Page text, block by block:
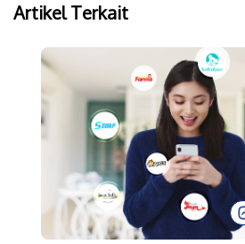
Artikel Terkait